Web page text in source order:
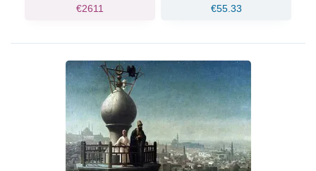
€2611
€55.33